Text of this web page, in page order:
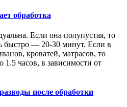
обработка
Если она полупустая, то
быстро — 20-30 минут. Если в
кроватей, матрасов, то
1.5 часов, в зависимости от
после обработки